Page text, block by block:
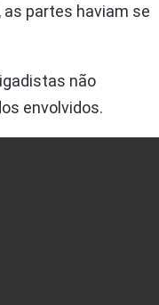
as partes haviam se
não
envolvidos.